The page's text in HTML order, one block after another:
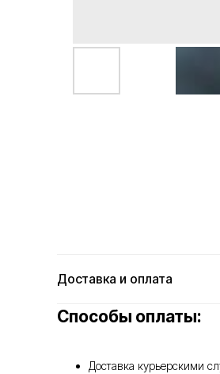
Доставка и оплата
Способы оплаты:
Доставка курьерскими